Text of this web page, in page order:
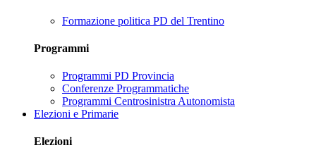
Formazione politica PD del Trentino
Programmi
Programmi PD Provincia
Conferenze Programmatiche
Programmi Centrosinistra Autonomista
Elezioni e Primarie
Elezioni